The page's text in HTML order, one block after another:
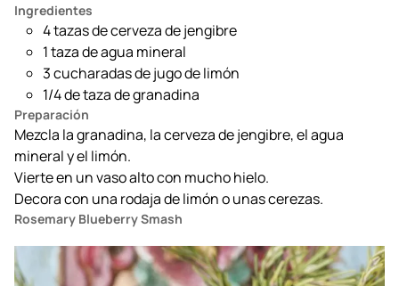
Ingredientes
4 tazas de cerveza de jengibre
1 taza de agua mineral
3 cucharadas de jugo de limón
1/4 de taza de granadina
Preparación
Mezcla la granadina, la cerveza de jengibre, el agua
mineral y el limón.
Vierte en un vaso alto con mucho hielo.
Decora con una rodaja de limón o unas cerezas.
Rosemary Blueberry Smash